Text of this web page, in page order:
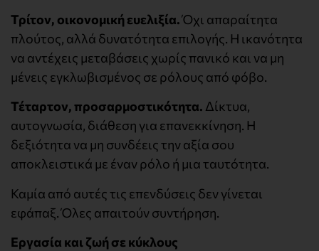
Τρίτον, οικονομική ευελιξία.Όχι απαραίτητα
πλούτος, αλλά δυνατότητα επιλογής. Η ικανότητα
να αντέχεις μεταβάσεις χωρίς πανικό και να μη
μένεις εγκλωβισμένος σε ρόλους από φόβο.
Τέταρτον, προσαρμοστικότητα. Δίκτυα,
αυτογνωσία, διάθεση για επανεκκίνηση. Η
δεξιότητα να μη συνδέεις την αξία σου
αποκλειστικά με έναν ρόλο ή μια ταυτότητα.
Καμία από αυτές τις επενδύσεις δεν γίνεται
εφάπαξ. Όλες απαιτούν συντήρηση.
Εργασία και ζωή σε κύκλους